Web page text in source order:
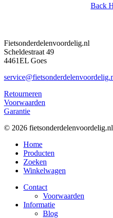
Back
Fietsonderdelenvoordelig.nl
Scheldestraat 49
4461EL Goes
Retourneren
Voorwaarden
Garantie
© 2026
Close
Menu
Home
Producten
Zoeken
Winkelwagen
Contact
Voorwaarden
Informatie
Blog